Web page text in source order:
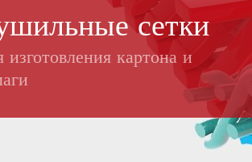
сетки
изготовления картона и